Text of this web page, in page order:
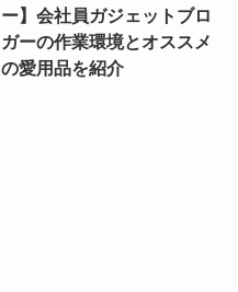
ー】会社員ガジェットブロ
ガーの作業環境とオススメ
の愛用品を紹介